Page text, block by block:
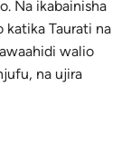
Na ikabainisha
katika Taurati na
walio
na ujira